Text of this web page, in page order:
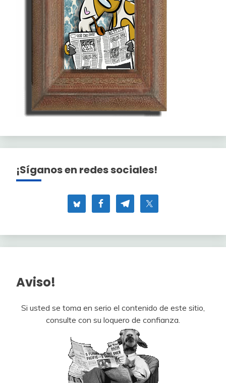
¡Síganos en redes sociales!
Aviso!
Si usted se toma en serio el contenido de este sitio,
consulte con su loquero de confianza.